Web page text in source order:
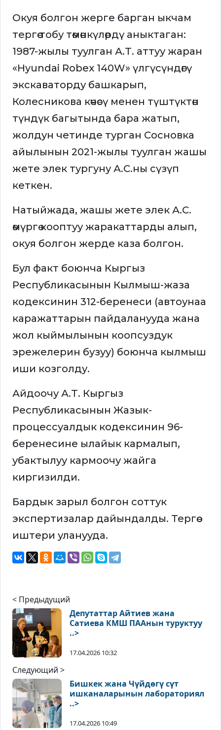
Окуя болгон жерге барган ыкчам
тергөө тобу төмөнкүлөрдү аныктаган:
1987-жылы туулган А.Т. аттуу жаран
«Hyundai Robex 140W» үлгүсүндөгү
экскаваторду башкарып,
Колесникова көчөсү менен түштүктөн
түндүк багытында бара жатып,
жолдун четинде турган Сосновка
айылынын 2021-жылы туулган жашы
жете элек тургуну А.С.ны сүзүп
кеткен.
Натыйжада, жашы жете элек А.С.
өмүргө кооптуу жаракаттарды алып,
окуя болгон жерде каза болгон.
Бул факт боюнча Кыргыз
Республикасынын Кылмыш-жаза
кодексинин 312-беренеси (автоунаа
каражаттарын пайдаланууда жана
жол кыймылынын коопсуздук
эрежелерин бузуу) боюнча кылмыш
иши козголду.
Айдоочу А.Т. Кыргыз
Республикасынын Жазык-
процессуалдык кодексинин 96-
беренесине ылайык кармалып,
убактылуу кармоочу жайга
киргизилди.
Бардык зарыл болгон соттук
экспертизалар дайындалды. Тергөө
иштери уланууда.
< Предыдущий
Депутаттар Айтиев жана
Сатиева КМШ ПААнын туруктуу
..>
17.04.2026 10:32
Следующий >
Бишкек жана Чүйдөгү сүт
ишканаларынын лабораториял
..>
17.04.2026 10:49